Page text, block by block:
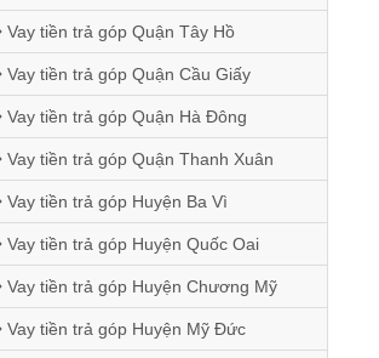
Vay tiền trả góp Quận Tây Hồ
Vay tiền trả góp Quận Cầu Giấy
Vay tiền trả góp Quận Hà Đông
Vay tiền trả góp Quận Thanh Xuân
Vay tiền trả góp Huyện Ba Vì
Vay tiền trả góp Huyện Quốc Oai
Vay tiền trả góp Huyện Chương Mỹ
Vay tiền trả góp Huyện Mỹ Đức